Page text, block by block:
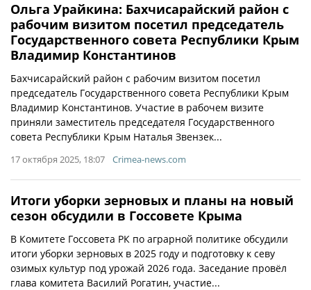
Ольга Урайкина: Бахчисарайский район с
рабочим визитом посетил председатель
Государственного совета Республики Крым
Владимир Константинов
Бахчисарайский район с рабочим визитом посетил
председатель Государственного совета Республики Крым
Владимир Константинов. Участие в рабочем визите
приняли заместитель председателя Государственного
совета Республики Крым Наталья Звензек...
17 октября 2025, 18:07 Crimea-news.com
Итоги уборки зерновых и планы на новый
сезон обсудили в Госсовете Крыма
В Комитете Госсовета РК по аграрной политике обсудили
итоги уборки зерновых в 2025 году и подготовку к севу
озимых культур под урожай 2026 года. Заседание провёл
глава комитета Василий Рогатин, участие...